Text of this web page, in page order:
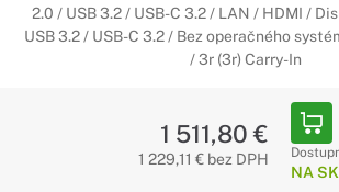
2.0 / USB 3.2 / USB-C 3.2 / LAN / HDMI /
USB 3.2 / USB-C 3.2 / Bez operačného
/ 3r (3r) Carry-In
1 511,80 €
1 229,11 € bez DPH
NA